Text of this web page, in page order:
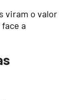
viram o valor
a